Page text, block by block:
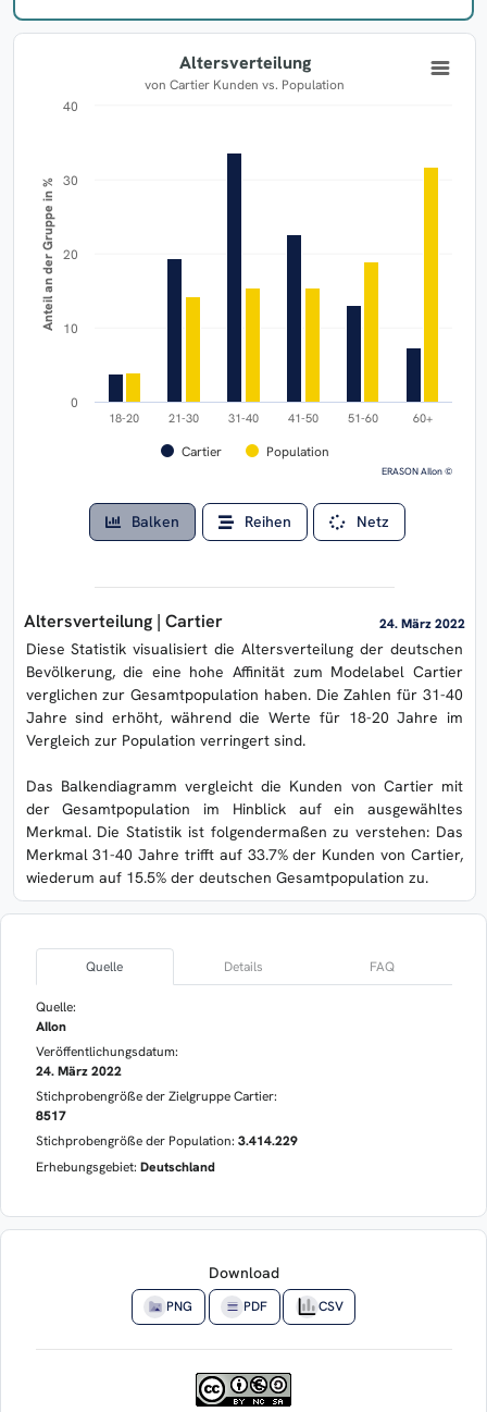
Anteil an der Gruppe in %
Altersverteilung
von Cartier Kunden vs. Population
Cartier Population
18-20 21-30 31-40 41-50 51-60 60+
0
10
20
30
40
ERASON AIlon ©
Balken Reihen Netz
Altersverteilung | Cartier 24. März 2022
Diese Statistik visualisiert die Altersverteilung der deutschen
Bevölkerung, die eine hohe Affinität zum Modelabel Cartier
verglichen zur Gesamtpopulation haben. Die Zahlen für 31-40
Jahre sind erhöht, während die Werte für 18-20 Jahre im
Vergleich zur Population verringert sind.
Das Balkendiagramm vergleicht die Kunden von Cartier mit
der Gesamtpopulation im Hinblick auf ein ausgewähltes
Merkmal. Die Statistik ist folgendermaßen zu verstehen: Das
Merkmal 31-40 Jahre trifft auf 33.7% der Kunden von Cartier,
wiederum auf 15.5% der deutschen Gesamtpopulation zu.
Quelle Details FAQ
Quelle:
AIlon
Veröffentlichungsdatum:
24. März 2022
Stichprobengröße der Zielgruppe Cartier:
8517
Stichprobengröße der Population: 3.414.229
Erhebungsgebiet: Deutschland
Download
PNG PDF CSV